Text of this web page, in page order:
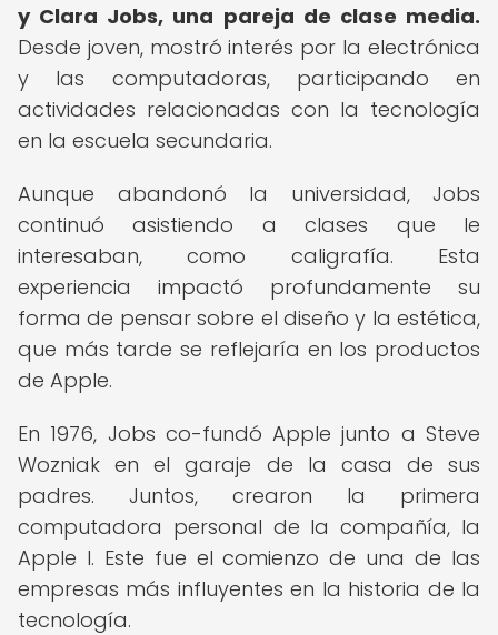
y Clara Jobs, una pareja de clase media.
Desde joven, mostró interés por la electrónica
y las computadoras, participando en
actividades relacionadas con la tecnología
en la escuela secundaria.
Aunque abandonó la universidad, Jobs
continuó asistiendo a clases que le
interesaban, como caligrafía. Esta
experiencia impactó profundamente su
forma de pensar sobre el diseño y la estética,
que más tarde se reflejaría en los productos
de Apple.
En 1976, Jobs co-fundó Apple junto a Steve
Wozniak en el garaje de la casa de sus
padres. Juntos, crearon la primera
computadora personal de la compañía, la
Apple I. Este fue el comienzo de una de las
empresas más influyentes en la historia de la
tecnología.